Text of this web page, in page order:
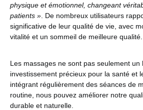
physique et émotionnel, changeant
patients » . De nombreux utilisateurs
significative de leur qualité de vie, avec
vitalité et un sommeil de meilleure qualité​​.
Les massages ne sont pas seulement un
investissement précieux pour la santé et
intégrant régulièrement des séances de
routine, nous pouvez améliorer notre
durable et naturelle.